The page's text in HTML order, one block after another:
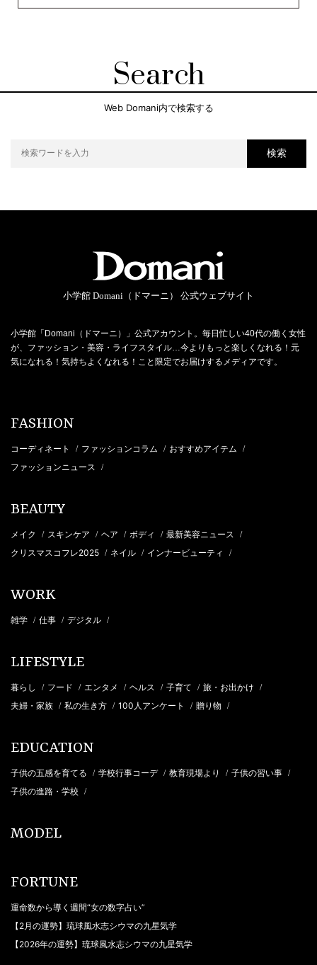
Search
Web Domani内で検索する
検索
小学館 Domani（ドマーニ） 公式ウェブサイト
小学館「Domani（ドマーニ）」公式アカウント。毎日忙しい40代の働く女性
が、ファッション・美容・ライフスタイル…今よりもっと楽しくなれる！元
気になれる！気持ちよくなれる！こと限定でお届けするメディアです。
FASHION
コーディネート / ファッションコラム / おすすめアイテム /
ファッションニュース /
BEAUTY
メイク / スキンケア / ヘア / ボディ / 最新美容ニュース /
クリスマスコフレ2025 / ネイル / インナービューティ /
WORK
雑学 / 仕事 / デジタル /
LIFESTYLE
暮らし / フード / エンタメ / ヘルス / 子育て / 旅・お出かけ /
夫婦・家族 / 私の生き方 / 100人アンケート / 贈り物 /
EDUCATION
子供の五感を育てる / 学校行事コーデ / 教育現場より / 子供の習い事 /
子供の進路・学校 /
MODEL
FORTUNE
運命数から導く週間“女の数字占い”
【2月の運勢】琉球風水志シウマの九星気学
【2026年の運勢】琉球風水志シウマの九星気学